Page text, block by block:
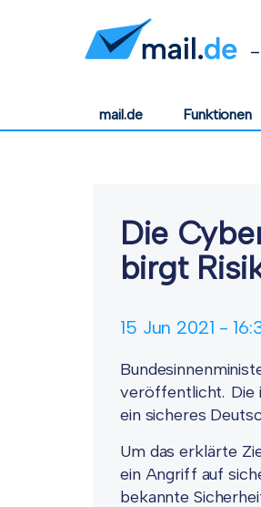
-
mail.de Funktionen
Die
birgt
15 Jun 2021
veröffentlicht. Die
ein sicheres
Um das erklärte
ein Angriff auf
bekannte